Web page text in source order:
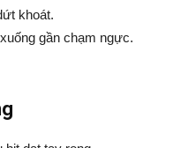
khoát.
gần chạm ngực.